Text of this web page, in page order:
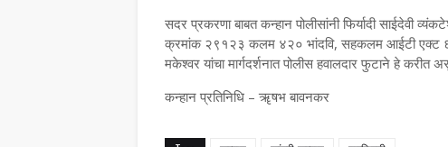
सदर प्रकरणा बाबत कन्हान पोलीसांनी फिर्यादी साईदेवी
क्रमांक २९१२३ कलम ४२० भांदवि, सहकलम आईटी एक्ट
मकेश्वर यांचा मार्गदर्शनात पोलीस हवालदार फुटाने हे
कन्हान प्रतिनिधि – ॠषभ बावनकर